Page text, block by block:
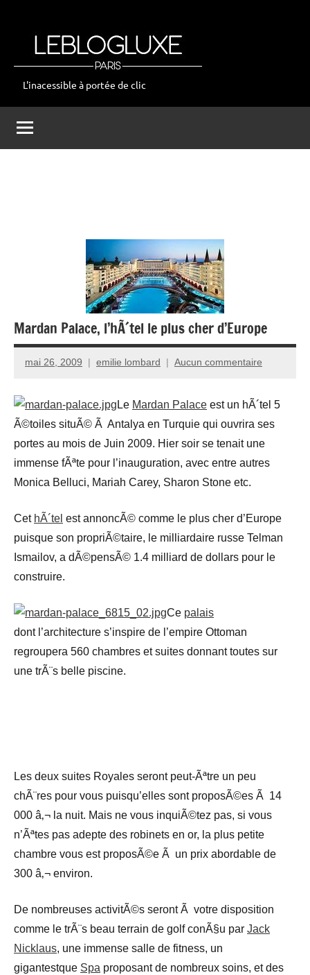
leblogluxe
L'inacessible à portée de clic
Mardan Palace, l’hÃ´tel le plus cher d’Europe
mai 26, 2009 emilie lombard Aucun commentaire
Le Mardan Palace est un hÃ´tel 5
Ã©toiles situÃ© Ã Antalya en Turquie qui ouvrira ses
portes au mois de Juin 2009. Hier soir se tenait une
immense fÃªte pour l’inauguration, avec entre autres
Monica Belluci, Mariah Carey, Sharon Stone etc.
Cet hÃ´tel est annoncÃ© comme le plus cher d’Europe
puisque son propriÃ©taire, le milliardaire russe Telman
Ismailov, a dÃ©pensÃ© 1.4 milliard de dollars pour le
construire.
Ce palais
dont l’architecture s’inspire de l’empire Ottoman
regroupera 560 chambres et suites donnant toutes sur
une trÃ¨s belle piscine.
Les deux suites Royales seront peut-Ãªtre un peu
chÃ¨res pour vous puisqu’elles sont proposÃ©es Ã 14
000 â‚¬ la nuit. Mais ne vous inquiÃ©tez pas, si vous
n’Ãªtes pas adepte des robinets en or, la plus petite
chambre vous est proposÃ©e Ã un prix abordable de
300 â‚¬ environ.
De nombreuses activitÃ©s seront Ã votre disposition
comme le trÃ¨s beau terrain de golf conÃ§u par Jack
Nicklaus, une immense salle de fitness, un
gigantestque Spa proposant de nombreux soins, et des